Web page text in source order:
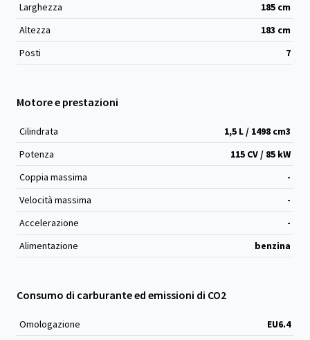
Larghezza
185 cm
Altezza
183 cm
Posti
7
Motore e prestazioni
Cilindrata 1,5 L / 1498 cm3
Potenza
115 CV / 85 kW
Coppia massima
-
Velocità massima
-
Accelerazione
-
Alimentazione
benzina
Consumo di carburante ed emissioni di CO2
Omologazione
EU6.4